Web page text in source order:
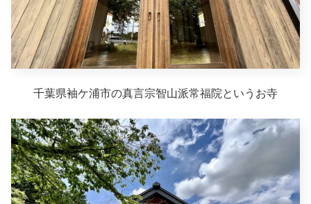
千葉県袖ケ浦市の真言宗智山派常福院というお寺